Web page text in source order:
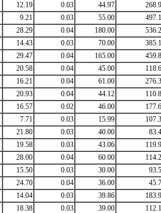
12.19 0.03 44.97
9.21 0.03 55.00
28.29 0.04 180.00
14.43 0.03 70.00
29.47 0.04 165.00
20.58 0.04 45.00
16.21 0.04 61.00
20.93 0.04 44.12
16.57 0.02 46.00
7.71 0.03 15.99
21.80 0.03 40.00
19.58 0.03 43.06
28.00 0.04 60.00
15.50 0.03 30.00
24.70 0.04 36.00
14.04 0.03 39.86
18.38 0.03 39.00